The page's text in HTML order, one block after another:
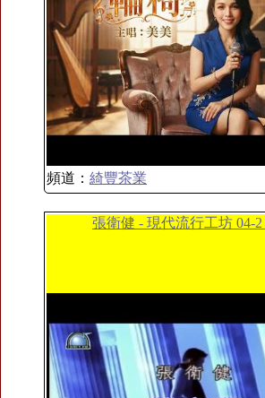
頻道： 綺豐茶業
張衛健 - 現代流行工坊 04-